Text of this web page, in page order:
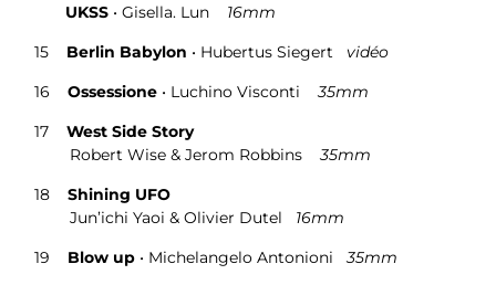
UKSS •Gisella. Lun 16mm
15
Berlin Babylon • Hubertus Siegert vidéo
16
Ossessione • Luchino Visconti
35mm
17
West Side Story
Robert Wise & Jerom Robbins
35mm
18
Shining UFO
Jun’ichi Yaoi & Olivier Dutel
16mm
19
Blow up • Michelangelo Antonioni
35mm